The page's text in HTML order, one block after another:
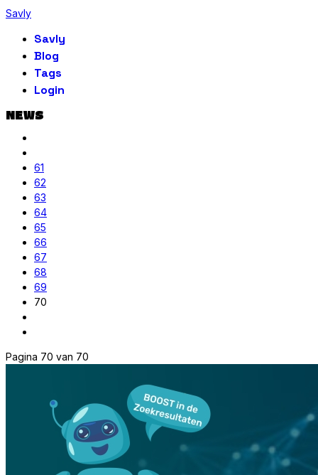
Savly
Savly
Blog
Tags
Login
NEWS
61
62
63
64
65
66
67
68
69
70
Pagina 70 van 70